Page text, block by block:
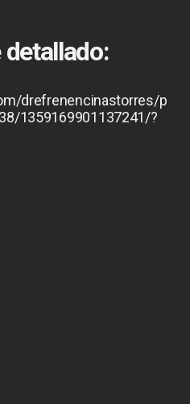
drefrenencinastorres/p
1359169901137241/?